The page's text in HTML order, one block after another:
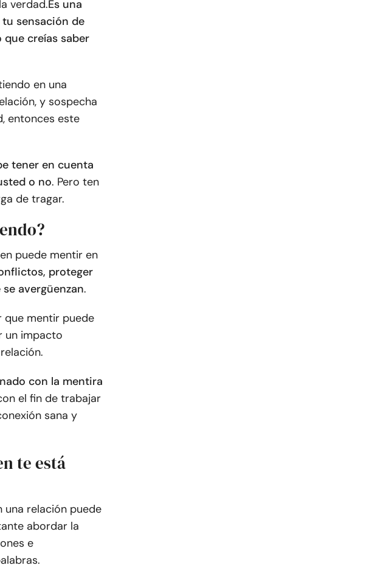
verdad.Es una
sensación de
creías saber
en una
y sospecha
entonces este
tener en cuenta
o no. Pero ten
de tragar.
puede mentir en
proteger
avergüenzan.
que mentir puede
un impacto
con la mentira
el fin de trabajar
sana y
te está
una relación puede
abordar la
e